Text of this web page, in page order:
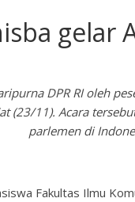
gelar
DPR RI oleh
(23/11). Acara
parlemen di
Fakultas Ilmu